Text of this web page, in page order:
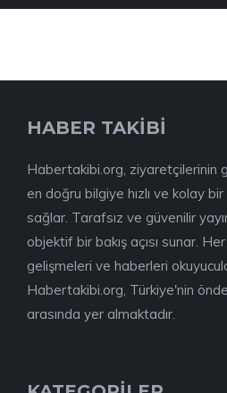
HABER TAKİBİ
Habertakibi.org, ziyaretçilerinin
en doğru bilgiye hızlı ve kolay bir
sağlar. Tarafsız ve güvenilir
objektif bir bakış açısı sunar.
gelişmeleri ve haberleri
Habertakibi.org, Türkiye'nin
arasında yer almaktadır.